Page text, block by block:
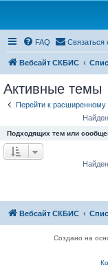
FAQ Связаться
Вебсайт СКБИС
Активные темы
Перейти к расширенному
Подходящих тем или
Вебсайт СКБИС
Создано на